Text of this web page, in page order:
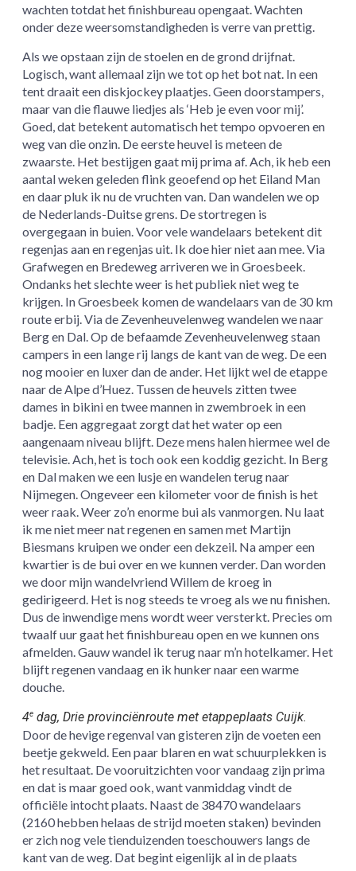
wachten totdat het finishbureau opengaat. Wachten
onder deze weersomstandigheden is verre van prettig.
Als we opstaan zijn de stoelen en de grond drijfnat.
Logisch, want allemaal zijn we tot op het bot nat. In een
tent draait een diskjockey plaatjes. Geen doorstampers,
maar van die flauwe liedjes als ‘Heb je even voor mij’.
Goed, dat betekent automatisch het tempo opvoeren en
weg van die onzin. De eerste heuvel is meteen de
zwaarste. Het bestijgen gaat mij prima af. Ach, ik heb een
aantal weken geleden flink geoefend op het Eiland Man
en daar pluk ik nu de vruchten van. Dan wandelen we op
de Nederlands-Duitse grens. De stortregen is
overgegaan in buien. Voor vele wandelaars betekent dit
regenjas aan en regenjas uit. Ik doe hier niet aan mee. Via
Grafwegen en Bredeweg arriveren we in Groesbeek.
Ondanks het slechte weer is het publiek niet weg te
krijgen. In Groesbeek komen de wandelaars van de 30 km
route erbij. Via de Zevenheuvelenweg wandelen we naar
Berg en Dal. Op de befaamde Zevenheuvelenweg staan
campers in een lange rij langs de kant van de weg. De een
nog mooier en luxer dan de ander. Het lijkt wel de etappe
naar de Alpe d’Huez. Tussen de heuvels zitten twee
dames in bikini en twee mannen in zwembroek in een
badje. Een aggregaat zorgt dat het water op een
aangenaam niveau blijft. Deze mens halen hiermee wel de
televisie. Ach, het is toch ook een koddig gezicht. In Berg
en Dal maken we een lusje en wandelen terug naar
Nijmegen. Ongeveer een kilometer voor de finish is het
weer raak. Weer zo’n enorme bui als vanmorgen. Nu laat
ik me niet meer nat regenen en samen met Martijn
Biesmans kruipen we onder een dekzeil. Na amper een
kwartier is de bui over en we kunnen verder. Dan worden
we door mijn wandelvriend Willem de kroeg in
gedirigeerd. Het is nog steeds te vroeg als we nu finishen.
Dus de inwendige mens wordt weer versterkt. Precies om
twaalf uur gaat het finishbureau open en we kunnen ons
afmelden. Gauw wandel ik terug naar m’n hotelkamer. Het
blijft regenen vandaag en ik hunker naar een warme
douche.
4e dag, Drie provinciënroute met etappeplaats Cuijk.
Door de hevige regenval van gisteren zijn de voeten een
beetje gekweld. Een paar blaren en wat schuurplekken is
het resultaat. De vooruitzichten voor vandaag zijn prima
en dat is maar goed ook, want vanmiddag vindt de
officiële intocht plaats. Naast de 38470 wandelaars
(2160 hebben helaas de strijd moeten staken) bevinden
er zich nog vele tienduizenden toeschouwers langs de
kant van de weg. Dat begint eigenlijk al in de plaats